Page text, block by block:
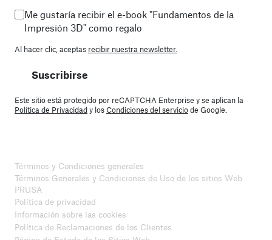
Me gustaría recibir el e-book "Fundamentos de la
Impresión 3D" como regalo
Al hacer clic, aceptas recibir nuestra newsletter.
Suscribirse
Este sitio está protegido por reCAPTCHA Enterprise y se aplican la
Política de Privacidady losCondiciones del serviciode Google.
Términos y Condiciones generales
Términos Generales y Condiciones de Uso de los sitios Web
PRUSA
Política de privacidad
Información sobre las cookies
Política de Reclamaciones de los Clientes